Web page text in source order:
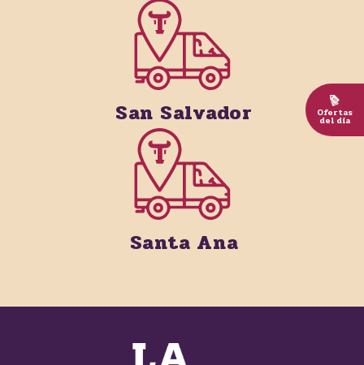
San Salvador
Santa Ana
Ofertas
del día